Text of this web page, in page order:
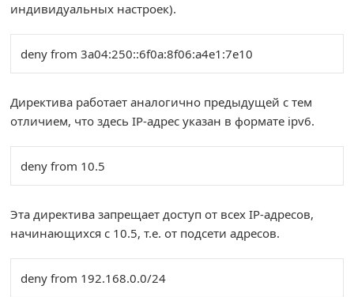
индивидуальных настроек).
deny from 3a04:250::6f0a:8f06:a4e1:7e10
Директива работает аналогично предыдущей с тем
отличием, что здесь IP-адрес указан в формате ipv6.
deny from 10.5
Эта директива запрещает доступ от всех IP-адресов,
начинающихся с 10.5, т.е. от подсети адресов.
deny from 192.168.0.0/24